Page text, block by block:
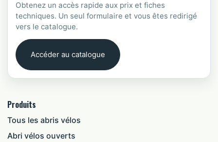
Obtenez un accès rapide aux prix et fiches
techniques. Un seul formulaire et vous êtes redirigé
vers le catalogue.
Accéder au catalogue
Produits
Tous les abris vélos
Abri vélos ouverts